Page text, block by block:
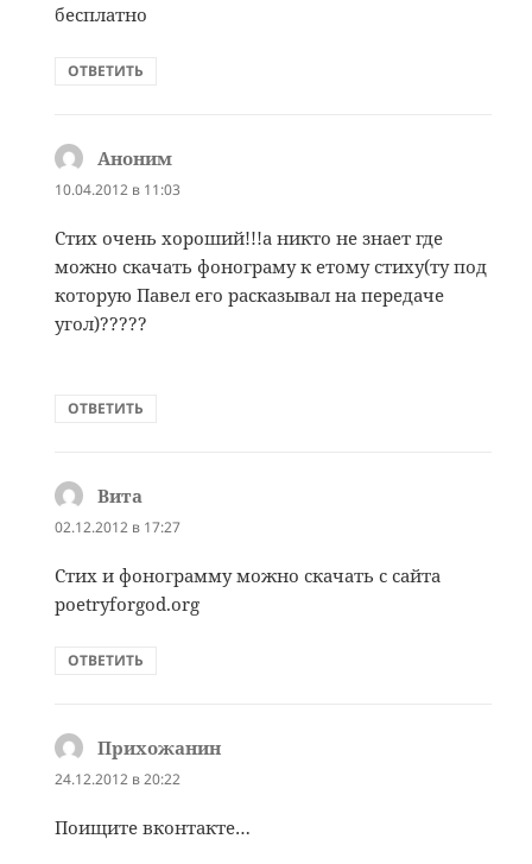
бесплатно
ОТВЕТИТЬ
Аноним
10.04.2012 в 11:03
Стих очень хороший!!!а никто не знает где
можно скачать фонограму к етому стиху(ту под
которую Павел его расказывал на передаче
угол)?????
ОТВЕТИТЬ
Вита
02.12.2012 в 17:27
Стих и фонограмму можно скачать с сайта
poetryforgod.org
ОТВЕТИТЬ
Прихожанин
24.12.2012 в 20:22
Поищите вконтакте…